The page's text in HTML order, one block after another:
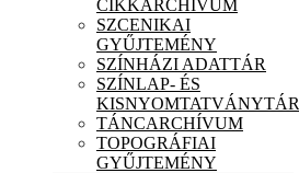
CIKKARCHÍVUM
SZCENIKAI
GYŰJTEMÉNY
SZÍNHÁZI ADATTÁR
SZÍNLAP- ÉS
KISNYOMTATVÁNYTÁR
TÁNCARCHÍVUM
TOPOGRÁFIAI
GYŰJTEMÉNY